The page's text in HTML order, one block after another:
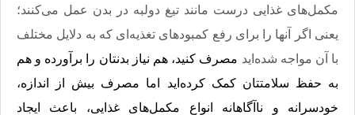
مکمل‌های غذایی درست مانند تیغ دولبه در بدن عمل می‌کنند؛
یعنی اگر آنها را برای رفع کمبودهای تغذیه‌ای که به دلایل مختلف
با آن مواجه شده‌اید مصرف کنید، هم نیاز بدنتان را برآورده و هم
به حفظ سلامتتان کمک کرده‌اید اما مصرف بیش از اندازه،
خودسرانه و ناآگاهانه انواع مکمل‌های غذایی، باعث ایجاد